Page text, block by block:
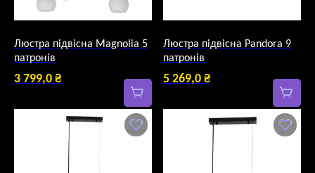
Люстра підвісна Magnolia 5
патронів
3 799,0 ₴
Люстра підвісна Pandora 9
патронів
5 269,0 ₴